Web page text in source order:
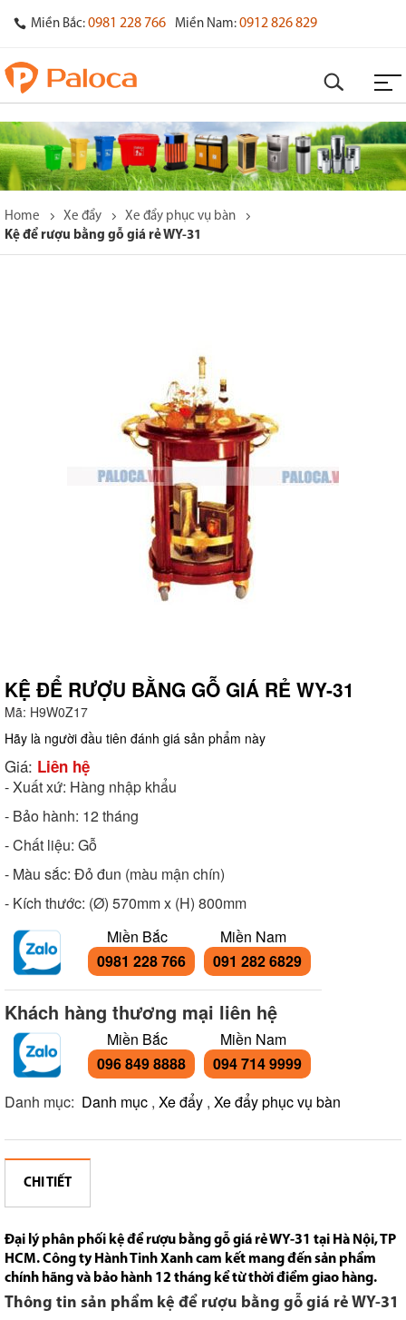
Miền Bắc: 0981 228 766 Miền Nam: 0912 826 829
Home Xe đẩy
Xe đẩy phục vụ bàn
Kệ để rượu bằng gỗ giá rẻ WY-31
KỆ ĐỂ RƯỢU BẰNG GỖ GIÁ RẺ WY-31
Mã: H9W0Z17
Hãy là người đầu tiên đánh giá sản phẩm này
Giá: Liên hệ
- Xuất xứ: Hàng nhập khẩu
- Bảo hành: 12 tháng
- Chất liệu: Gỗ
- Màu sắc: Đỏ đun (màu mận chín)
- Kích thước: (Ø) 570mm x (H) 800mm
Miền Bắc
0981 228 766
Miền Nam
091 282 6829
Khách hàng thương mại liên hệ
Miền Bắc
096 849 8888
Miền Nam
094 714 9999
Danh mục: Danh mục , Xe đẩy , Xe đẩy phục vụ bàn
CHI TIẾT
Đại lý phân phối kệ để rượu bằng gỗ giá rẻ WY-31 tại Hà Nội, TP
HCM. Công ty Hành Tinh Xanh cam kết mang đến sản phẩm
chính hãng và bảo hành 12 tháng kể từ thời điểm giao hàng.
Thông tin sản phẩm kệ để rượu bằng gỗ giá rẻ WY-31